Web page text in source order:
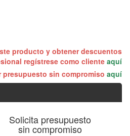
producto y obtener descuentos
regístrese como cliente aquí
sin compromiso aquí
Solicita presupuesto
sin compromiso